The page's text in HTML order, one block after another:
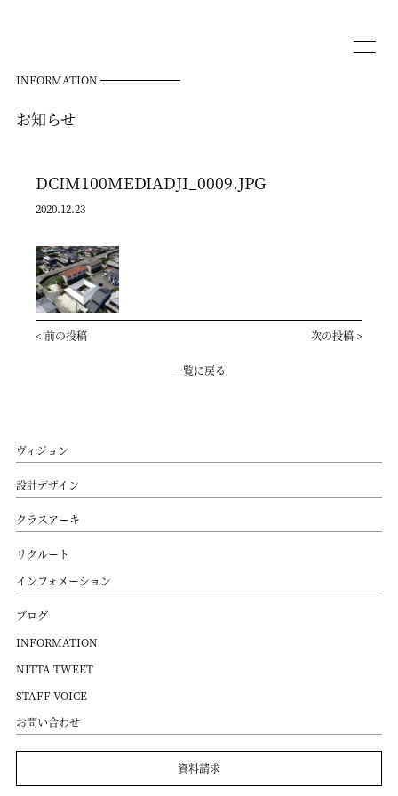
INFORMATION
お知らせ
DCIM100MEDIADJI_0009.JPG
2020.12.23
< 前の投稿 次の投稿 >
一覧に戻る
ヴィジョン
設計デザイン
クラスアーキ
リクルート
インフォメーション
ブログ
INFORMATION
NITTA TWEET
STAFF VOICE
お問い合わせ
資料請求